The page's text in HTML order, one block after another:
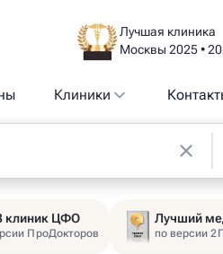
Лучшая клиника
Москвы 2025 •
Клиники
клиник ЦФО
ПроДокторов
Лучший
по версии